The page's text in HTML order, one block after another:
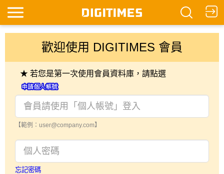
歡迎使用 DIGITIMES 會員
★ 若您是第一次使用會員資料庫，請點選
【範例：user@company.com】
忘記密碼